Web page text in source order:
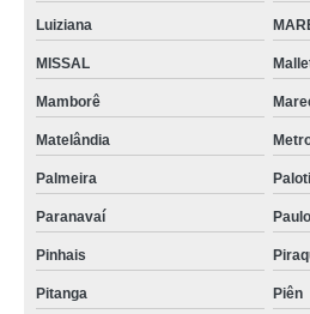
Luiziana
MISSAL
Mamborê
Matelândia
Palmeira
Paranavaí
Pinhais
Pitanga Piên